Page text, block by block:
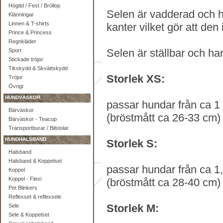
Högtid / Fest / Bröllop
Klänningar
Linnen & T-shirts
Prince & Princess
Regnkläder
Sport
Stickade tröjor
Tikskydd & Skvättskydd
Tröjor
Övrigt
HUNDVÄSKOR
Bärväskor
Bärväskor - Teacup
Transportburar / Bilstolar
HUNDHALSBAND
Halsband
Halsband & Koppelset
Koppel
Koppel - Flexi
Pet Blinkers
Reflexset & reflexsele
Sele
Sele & Koppelset
Selen är vadderad och
kanter vilket gör att den
Selen är ställbar och
Storlek XS:
passar hundar från ca
(bröstmått ca 26-33 cm)
Storlek S:
passar hundar från ca
(bröstmått ca 28-40 cm)
Storlek M: